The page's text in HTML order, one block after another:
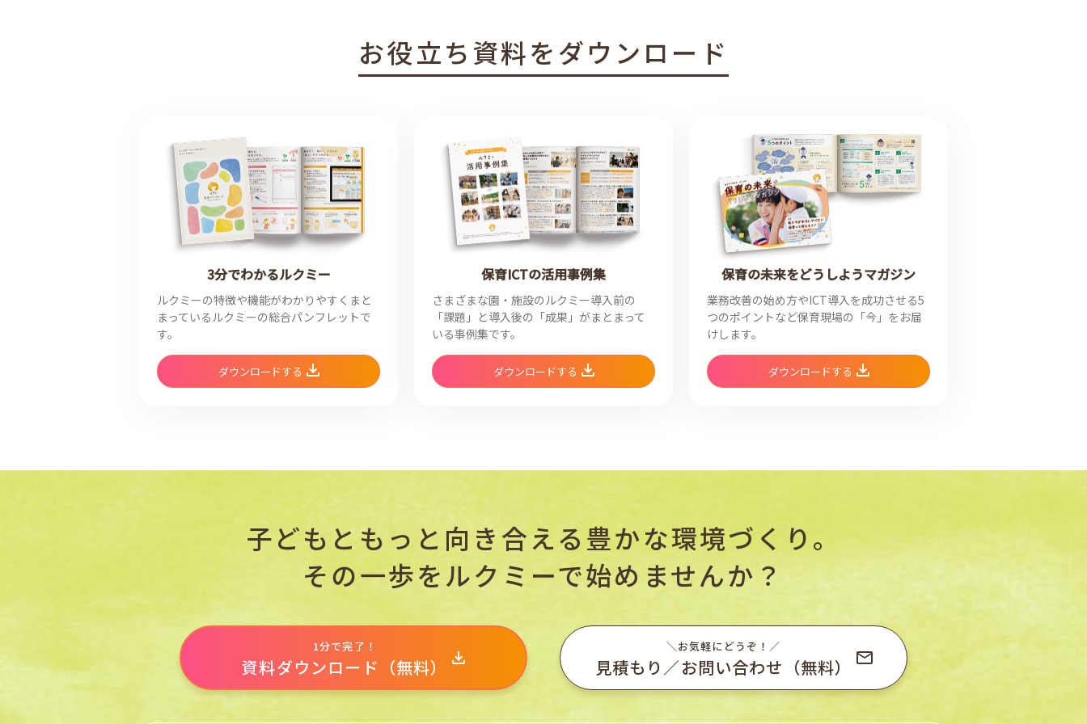
お役立ち資料をダウンロード
3分でわかるルクミー
ルクミーの特徴や機能がわかりやすくまと
まっているルクミーの総合パンフレットで
す。
ダウンロードする
保育ICTの活用事例集
さまざまな園・施設のルクミー導入前の
「課題」と導入後の「成果」がまとまって
いる事例集です。
ダウンロードする
保育の未来をどうしようマガジン
業務改善の始め方やICT導入を成功させる5
つのポイントなど保育現場の「今」をお届
けします。
ダウンロードする
子どもともっと向き合える豊かな環境づくり。
その一歩をルクミーで始めませんか？
1分で完了！
資料ダウンロード（無料）
＼お気軽にどうぞ！／
見積もり／お問い合わせ（無料）